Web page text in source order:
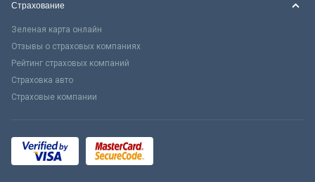
Страхование
Зеленая карта онлайн
Отзывы о страховых компаниях
Рейтинг страховых компаний
Страховка авто
Страховые компании